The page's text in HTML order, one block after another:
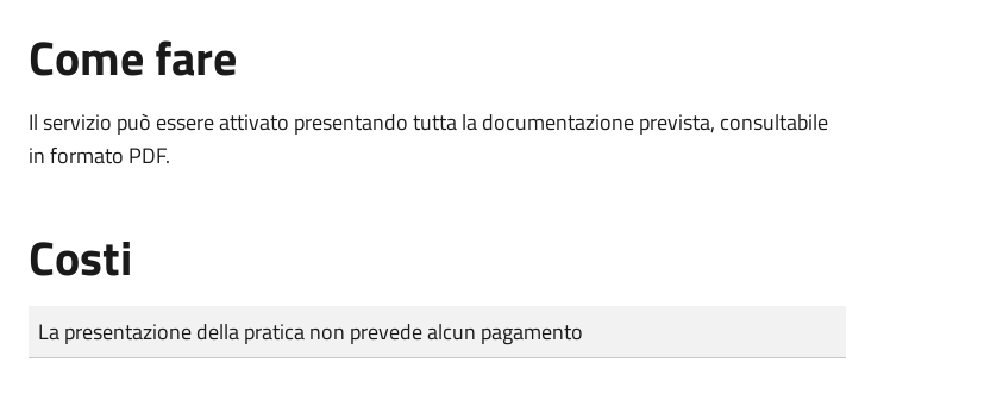
Come fare
Il servizio può essere attivato presentando tutta la documentazione prevista, consultabile
in formato PDF.
Costi
Tipo di pagamento
Importo
La presentazione della pratica non prevede alcun pagamento